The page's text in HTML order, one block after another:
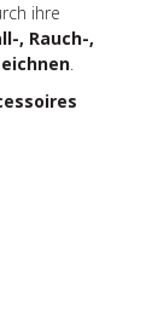
ihre
, Rauch-,
.